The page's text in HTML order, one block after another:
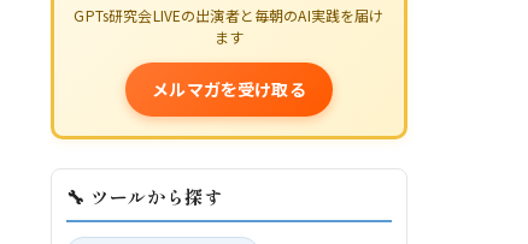
GPTs研究会LIVEの出演者と毎朝のAI実践を届け
ます
メルマガを受け取る
🔧 ツールから探す